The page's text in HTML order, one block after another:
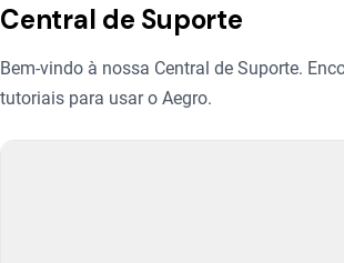
Central de Suporte
Bem-vindo à nossa Central de Suporte.
tutoriais para usar o Aegro.